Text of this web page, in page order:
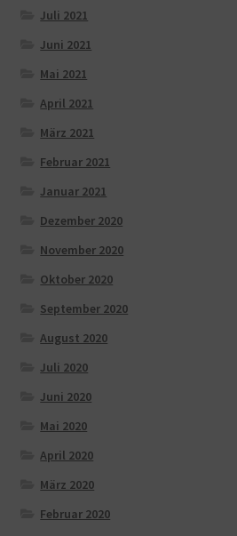
Juli 2021
Juni 2021
Mai 2021
April 2021
März 2021
Februar 2021
Januar 2021
Dezember 2020
November 2020
Oktober 2020
September 2020
August 2020
Juli 2020
Juni 2020
Mai 2020
April 2020
März 2020
Februar 2020